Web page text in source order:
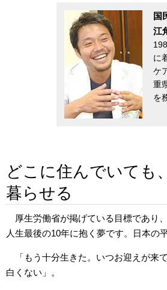
国
江
に
ケ
重
を
どこに住んでいても
暮らせる
厚生労働省が掲げている目標であり
人生最後の10年に抱く夢です。日本の
「もう十分生きた。いつお迎えが
白くない」。